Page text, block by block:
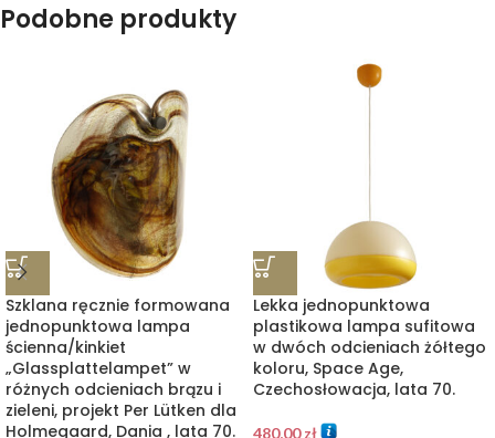
Podobne produkty
Szklana ręcznie formowana
jednopunktowa lampa
ścienna/kinkiet
„Glassplattelampet” w
różnych odcieniach brązu i
zieleni, projekt Per Lütken dla
Holmegaard, Dania , lata 70.
Lekka jednopunktowa
plastikowa lampa sufitowa
w dwóch odcieniach żółtego
koloru, Space Age,
Czechosłowacja, lata 70.
480,00zł